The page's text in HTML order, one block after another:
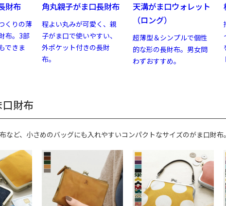
財布
くりの薄
布。3部
できま
角丸親子がま口長財布
程よい丸みが可愛く、親
子がま口で使いやすい、
外ポケット付きの長財
布。
天溝がま口ウォレット
（ロング）
超薄型＆シンプルで個性
的な形の長財布。男女問
わずおすすめ。
財布
など、小さめのバッグにも入れやすいコンパクトなサイズのがま口財布。